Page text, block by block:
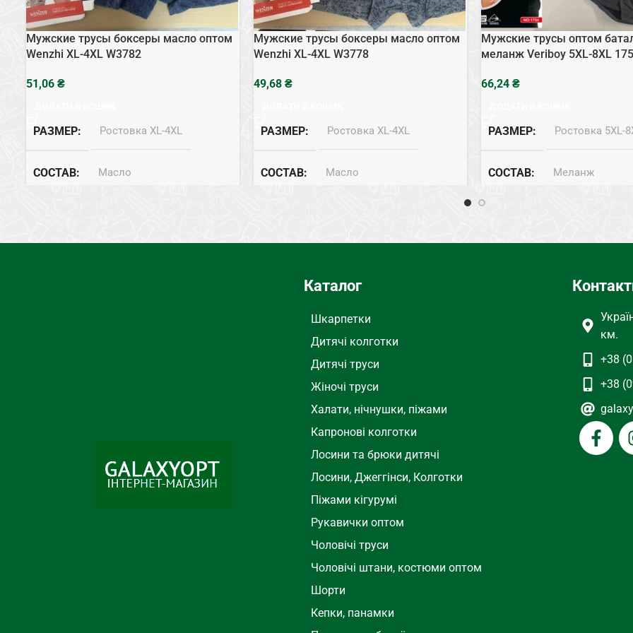
Мужские трусы боксеры масло оптом
Wenzhi XL-4XL W3782
₴
РАЗМЕР Ростовка XL-4XL
СОСТАВ Масло
Мужские трусы боксеры масло оптом
Wenzhi XL-4XL W3778
₴
РАЗМЕР Ростовка XL-4XL
СОСТАВ Масло
Мужские трусы оптом
меланж Veriboy 5XL-8XL
₴
РАЗМЕР Ростовка 5XL-
СОСТАВ Меланж
Каталог
Шкарпетки
Дитячі колготки
Дитячі труси
Жіночі труси
Халати, нічнушки, піжами
Капронові колготки
Лосини та брюки дитячі
Лосини, Джеггінси, Колготки
Піжами кігурумі
Рукавички оптом
Чоловічі труси
Чоловічі штани, костюми оптом
Шорти
Кепки, панамки
км.
+38
+38